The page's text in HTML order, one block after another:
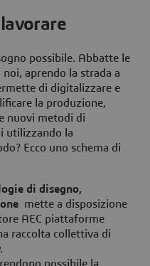
possibile. Abbatte le
aprendo la strada a
di digitalizzare e
la produzione,
nuovi metodi di
utilizzando la
Ecco uno schema di
di disegno,
mette a disposizione
AEC piattaforme
raccolta collettiva di
rendono possibile la